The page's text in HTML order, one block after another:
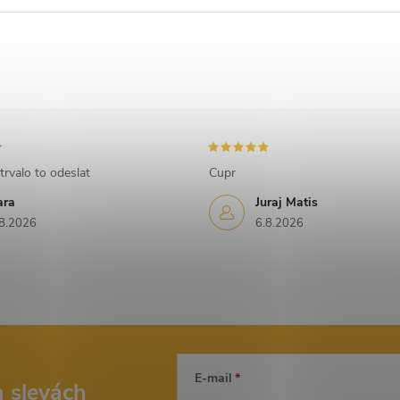
to odeslat
Juraj Matis
6.8.2026
Cupr
slevách E-mail